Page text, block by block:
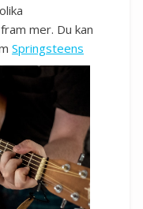
mer. Du kan
Springsteens